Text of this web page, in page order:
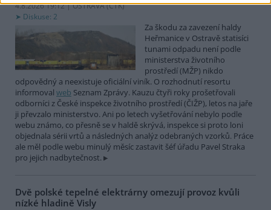
4.8.2026 19:12 | OSTRAVA (ČTK)
Diskuse: 2
Za škodu za zavezení haldy
Heřmanice v Ostravě statisíci
tunami odpadu není podle
ministerstva životního
prostředí (MŽP) nikdo
odpovědný a neexistuje oficiální viník. O rozhodnutí resortu
informoval web Seznam Zprávy. Kauzu čtyři roky prošetřovali
odborníci z České inspekce životního prostředí (ČIŽP), letos na jaře
ji převzalo ministerstvo. Ani po letech vyšetřování nebylo podle
webu známo, co přesně se v haldě skrývá, inspekce si proto loni
objednala sérii vrtů a následných analýz odebraných vzorků. Práce
ale měl podle webu minulý měsíc zastavit šéf úřadu Pavel Straka
pro jejich nadbytečnost.
Dvě polské tepelné elektrárny omezují provoz kvůli
nízké hladině Visly